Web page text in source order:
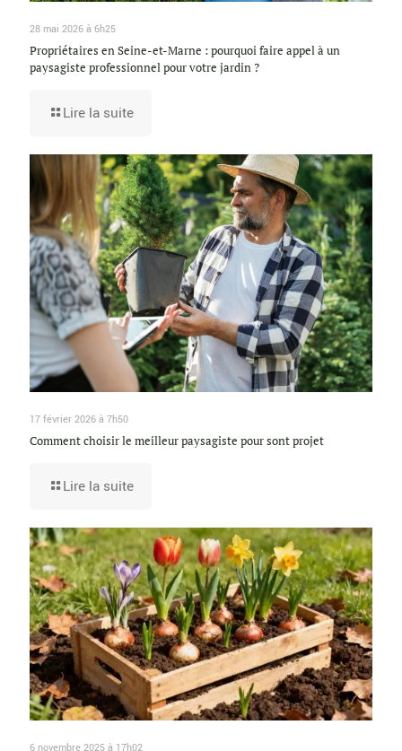
28 mai 2026 à 6h25
Propriétaires en Seine-et-Marne : pourquoi faire appel à un
paysagiste professionnel pour votre jardin ?
Lire la suite
17 février 2026 à 7h50
Comment choisir le meilleur paysagiste pour sont projet
Lire la suite
6 novembre 2025 à 17h02